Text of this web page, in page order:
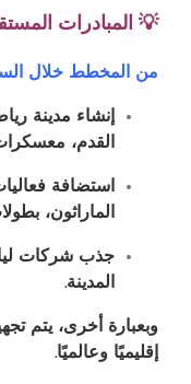
💡 المبادرات
من المخطط خلال
إنشاء مدينة
القدم،
استضافة
الماراثون،
جذب شركات
المدينة.
وبعبارة أخرى، يتم
إقليميًا وعالميًا.